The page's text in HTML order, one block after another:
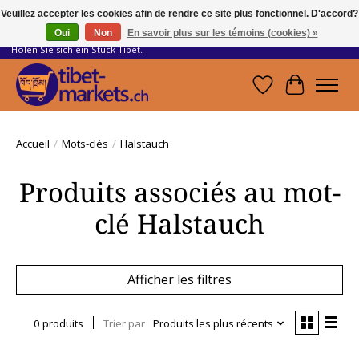
Handwerkskunst vom Dach der Welt.
Holen Sie sich ein Stück Tibet.
Liste dePanier
Accueil / Mots-clés / Halstauch
Produits associés au mot-
clé Halstauch
Afficher les filtres
0 produits Trier par Produits les plus récents
Veuillez accepter les cookies afin de rendre ce site plus fonctionnel. D'accord?
Oui
Non En savoir plus sur les témoins (cookies) »